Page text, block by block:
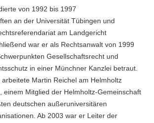
von 1992 bis 1997
an der Universität Tübingen und
am Landgericht
war er als Rechtsanwalt von 1999
Gesellschaftsrecht und
in einer Münchner Kanzlei betraut.
arbeitete Martin Reichel am Helmholtz
einem Mitglied der Helmholtz-Gemeinschaft
deutschen außeruniversitären
Ab 2003 war er Leiter der